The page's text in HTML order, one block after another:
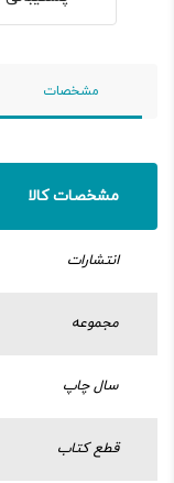
مشخصات
مشخصات کالا
انتشارات
مجموعه
سال چاپ
قطع کتاب